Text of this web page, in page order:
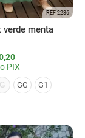
REF 2236
menta
PIX
G GG G1